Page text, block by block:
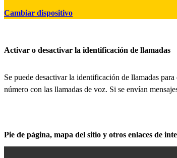
Cambiar dispositivo
Activar o desactivar la identificación de llamadas
Se puede desactivar la identificación de llamadas
número con las llamadas de voz. Si se envían
Pie de página, mapa del sitio y otros enlaces de